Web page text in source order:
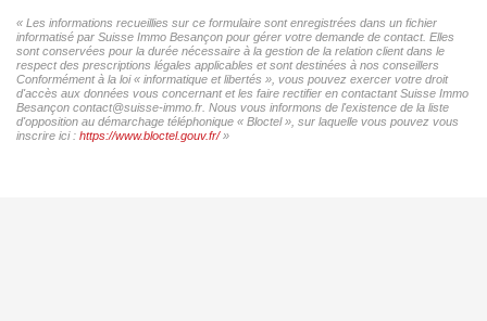
« Les informations recueillies sur ce formulaire sont enregistrées dans un fichier
informatisé par Suisse Immo Besançon pour gérer votre demande de contact. Elles
sont conservées pour la durée nécessaire à la gestion de la relation client dans le
respect des prescriptions légales applicables et sont destinées à nos conseillers
Conformément à la loi « informatique et libertés », vous pouvez exercer votre droit
d'accès aux données vous concernant et les faire rectifier en contactant Suisse Immo
Besançon contact@suisse-immo.fr. Nous vous informons de l'existence de la liste
d'opposition au démarchage téléphonique « Bloctel », sur laquelle vous pouvez vous
inscrire ici : https://www.bloctel.gouv.fr/»